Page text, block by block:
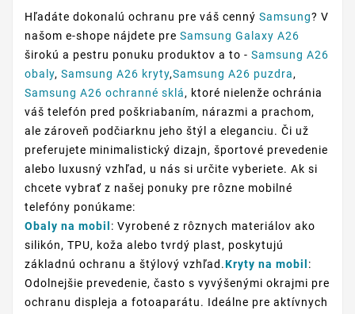
Hľadáte dokonalú ochranu pre váš cenný Samsung? V
našom e-shope nájdete pre Samsung Galaxy A26
širokú a pestru ponuku produktov a to - Samsung A26
obaly, Samsung A26 kryty,Samsung A26 puzdra,
Samsung A26 ochranné sklá, ktoré nielenže ochránia
váš telefón pred poškriabaním, nárazmi a prachom,
ale zároveň podčiarknu jeho štýl a eleganciu. Či už
preferujete minimalistický dizajn, športové prevedenie
alebo luxusný vzhľad, u nás si určite vyberiete. Ak si
chcete vybrať z našej ponuky pre rôzne mobilné
telefóny ponúkame:
Obaly na mobil : Vyrobené z rôznych materiálov ako
silikón, TPU, koža alebo tvrdý plast, poskytujú
základnú ochranu a štýlový vzhľad.Kryty na mobil :
Odolnejšie prevedenie, často s vyvýšenými okrajmi pre
ochranu displeja a fotoaparátu. Ideálne pre aktívnych